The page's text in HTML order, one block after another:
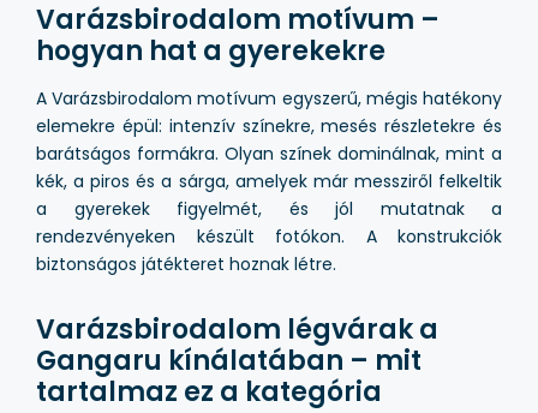
Varázsbirodalom motívum –
hogyan hat a gyerekekre
A Varázsbirodalom motívum egyszerű, mégis hatékony
elemekre épül: intenzív színekre, mesés részletekre és
barátságos formákra. Olyan színek dominálnak, mint a
kék, a piros és a sárga, amelyek már messziről felkeltik
a gyerekek figyelmét, és jól mutatnak a
rendezvényeken készült fotókon. A konstrukciók
biztonságos játékteret hoznak létre.
Varázsbirodalom légvárak a
Gangaru kínálatában – mit
tartalmaz ez a kategória